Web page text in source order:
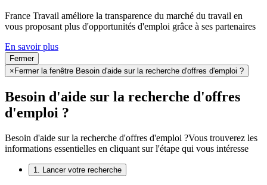
France Travail améliore la transparence du marché du travail en
vous proposant plus d'opportunités d'emploi grâce à ses partenaires
En savoir plus
Fermer
× Fermer la fenêtre Besoin d'aide sur la recherche d'offres d'emploi ?
Besoin d'aide sur la recherche d'offres
d'emploi ?
Besoin d'aide sur la recherche d'offres d'emploi ?Vous trouverez les
informations essentielles en cliquant sur l'étape qui vous intéresse
1. Lancer votre recherche